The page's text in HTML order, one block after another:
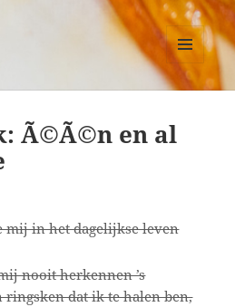
MENU
EN
Ã©Ã©n en al
mij in het dagelijkse leven
nooit herkennen ’s
ringsken dat ik te halen ben,